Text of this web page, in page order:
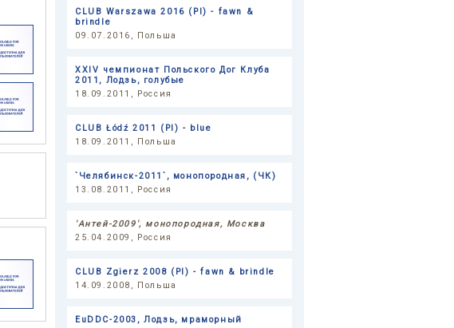
CLUB Warszawa 2016 (Pl) - fawn &
brindle
09.07.2016, Польша
XXIV чемпионат Польского Дог Клуба
2011, Лодзь, голубые
18.09.2011, Россия
CLUB Łódź 2011 (Pl) - blue
18.09.2011, Польша
`Челябинск-2011`, монопородная, (ЧК)
13.08.2011, Россия
'Антей-2009', монопородная, Москва
25.04.2009, Россия
CLUB Zgierz 2008 (Pl) - fawn & brindle
14.09.2008, Польша
EuDDC-2003, Лодзь, мраморный